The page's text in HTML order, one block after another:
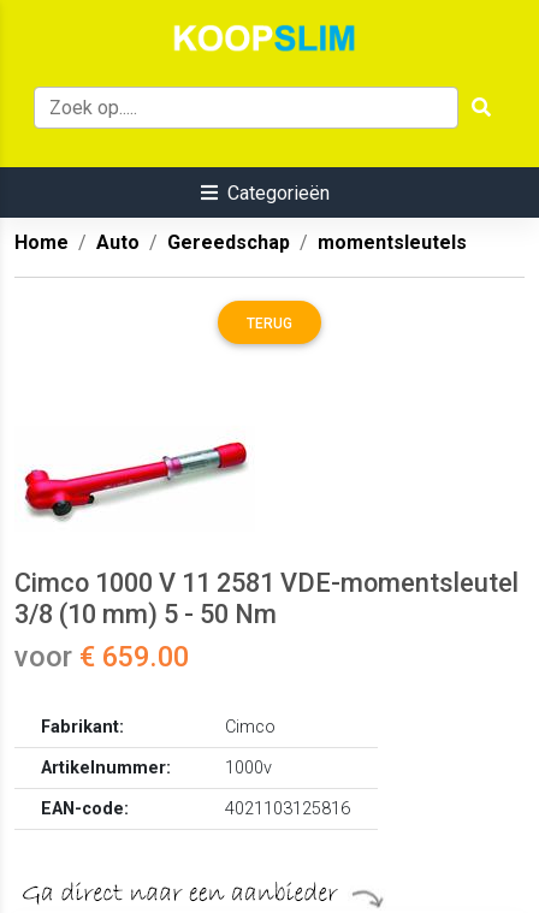
Categorieën
Home Auto Gereedschap momentsleutels
TERUG
Cimco 1000 V 11 2581 VDE-momentsleutel
3/8 (10 mm) 5 - 50 Nm
voor € 659.00
Fabrikant:
Cimco
Artikelnummer:
1000v
EAN-code:
4021103125816